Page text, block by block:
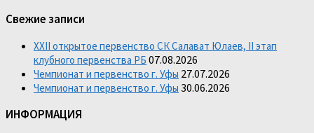
Свежие записи
XXII открытое первенство СК Салават Юлаев, II этап
клубного первенства РБ 07.08.2026
Чемпионат и первенство г. Уфы 27.07.2026
Чемпионат и первенство г. Уфы 30.06.2026
ИНФОРМАЦИЯ